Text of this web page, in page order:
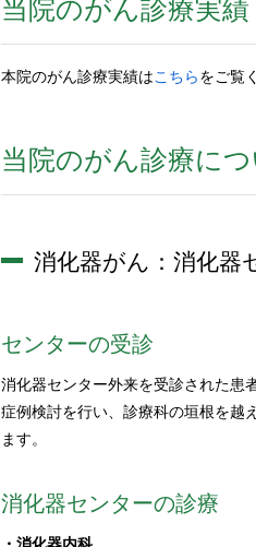
当院のがん診療実績
本院のがん診療実績はこちらをご覧
当院のがん診療につ
消化器がん：消化器
センターの受診
消化器センター外来を受診された患
症例検討を行い、診療科の垣根を越
ます。
消化器センターの診療